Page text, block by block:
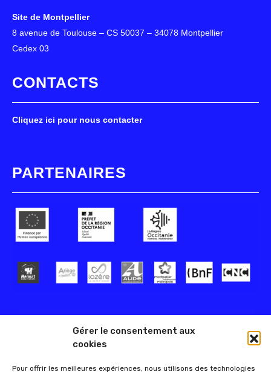
Gérer le consentement aux
cookies
Pour offrir les meilleures expériences, nous utilisons des technologies
Site de Montpellier
8 avenue de Toulouse – CS 50037 – 34078 Montpellier
Cedex 03
CONTACTS
Cliquez ici pour nous contacter
PARTENAIRES